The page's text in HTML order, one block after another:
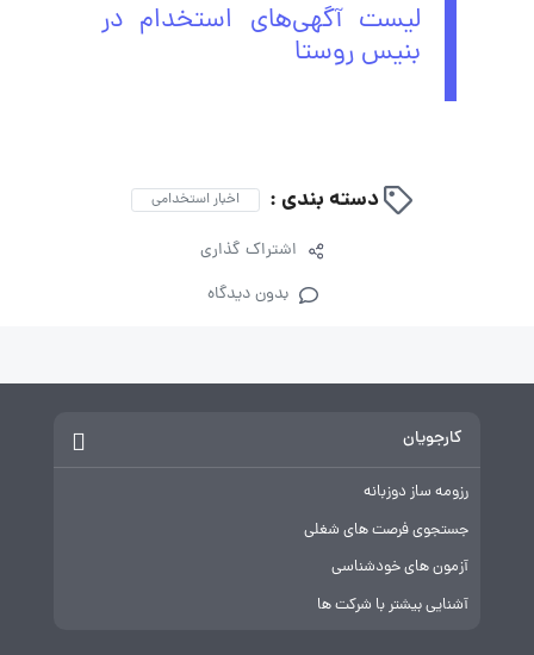
لیست آگهی‌های استخدام در
بنیس روستا
دسته بندی : اخبار استخدامی
اشتراک گذاری
بدون دیدگاه
کارجویان
رزومه ساز دوزبانه
جستجوی فرصت های شغلی
آزمون های خودشناسی
آشنایی بیشتر با شرکت ها